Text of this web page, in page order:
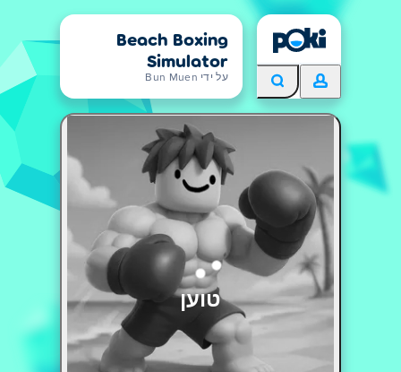
Beach Boxing
Simulator
על ידי Bun Muen
טוען